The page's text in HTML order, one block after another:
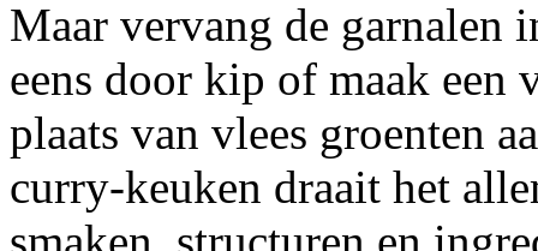
Maar vervang de garnalen
eens door kip of maak een
plaats van vlees groenten
curry-keuken draait het
smaken, structuren en